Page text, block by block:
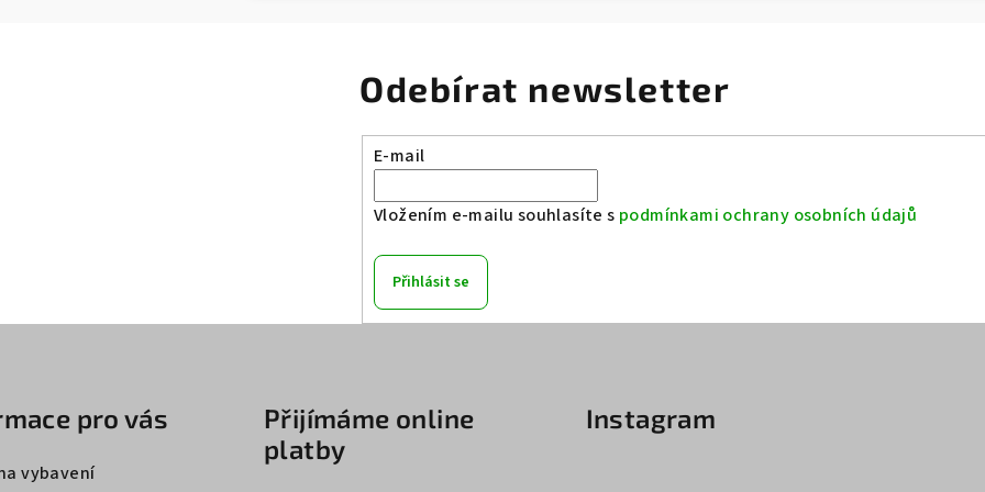
Odebírat newsletter
E-mail
Vložením e-mailu souhlasíte s podmínkami ochrany osobních údajů
Přihlásit se
pro vás
vybavení
Přijímáme online
platby
Instagram